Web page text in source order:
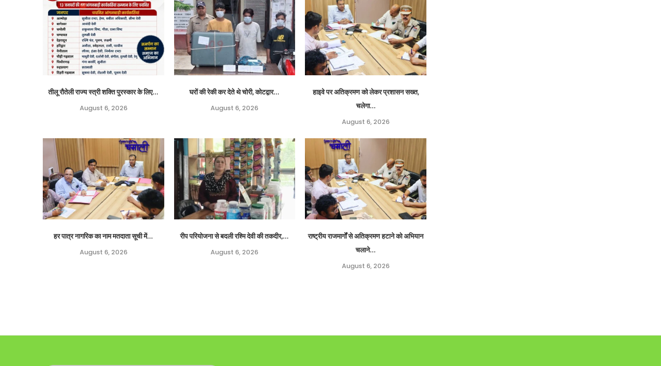
तीलू रौतेली राज्य स्त्री शक्ति पुरस्कार के लिए...
August 6, 2026
घरों की रेकी कर देते थे चोरी, कोटद्वार...
August 6, 2026
हाइवे पर अतिक्रमण को लेकर प्रशासन सख्त,
चलेगा...
August 6, 2026
हर पात्र नागरिक का नाम मतदाता सूची में...
August 6, 2026
रीप परियोजना से बदली रश्मि देवी की तकदीर,...
August 6, 2026
राष्ट्रीय राजमार्गों से अतिक्रमण हटाने को अभियान
चलाने...
August 6, 2026